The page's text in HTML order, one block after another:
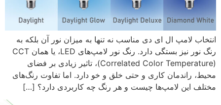
انتخاب لامپ ال ای دی مناسب نه تنها به میزان نور آن بلکه به
رنگ نور نیز بستگی دارد. رنگ نور لامپ‌های LED، یا همان CCT
(Correlated Color Temperature)، تاثیر زیادی بر فضای
محیط، راندمان کاری و حتی خلق و خو دارد. اما تفاوت رنگ‌های
مختلف این لامپ‌ها چیست و هر رنگ چه کاربردی دارد؟ […]